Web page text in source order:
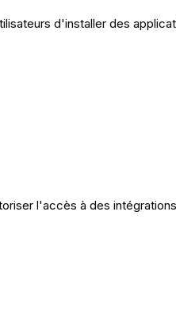
d'installer des
l'accès à des